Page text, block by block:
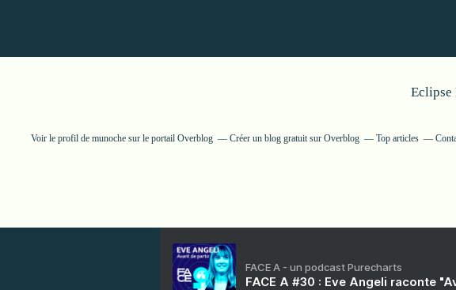
Eclipse
Voir le profil de munoche sur le portail Overblog Créer un blog gratuit sur Overblog Top articles
FACE A - un podcast Purecharts
FACE A #30 : Eve Angeli raconte